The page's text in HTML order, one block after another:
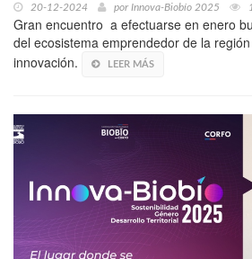
20-12-2024 por Innova-Biobío 2025
Gran encuentro a efectuarse en enero
del ecosistema emprendedor de la
innovación.
LEER MÁS